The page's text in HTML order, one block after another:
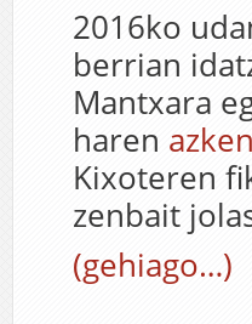
2016ko
berrian
Mantxara
haren
Kixoteren
zenbait
(gehiago…)